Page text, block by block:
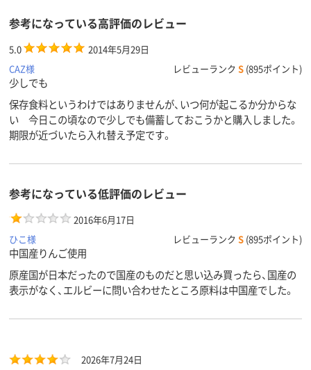
参考になっている高評価のレビュー
5.0
2014年5月29日
CAZ様
レビューランク S (895ポイント)
少しでも
保存食料というわけではありませんが、いつ何が起こるか分からな
い 今日この頃なので少しでも備蓄しておこうかと購入しました。
期限が近づいたら入れ替え予定です。
参考になっている低評価のレビュー
2016年6月17日
ひこ様
レビューランク S (895ポイント)
中国産りんご使用
原産国が日本だったので国産のものだと思い込み買ったら、国産の
表示がなく、エルビーに問い合わせたところ原料は中国産でした。
2026年7月24日